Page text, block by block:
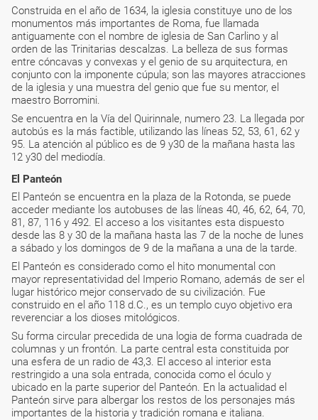
Construida en el año de 1634, la iglesia constituye uno de los
monumentos más importantes de Roma, fue llamada
antiguamente con el nombre de iglesia de San Carlino y al
orden de las Trinitarias descalzas. La belleza de sus formas
entre cóncavas y convexas y el genio de su arquitectura, en
conjunto con la imponente cúpula; son las mayores atracciones
de la iglesia y una muestra del genio que fue su mentor, el
maestro Borromini.
Se encuentra en la Vía del Quirinnale, numero 23. La llegada por
autobús es la más factible, utilizando las líneas 52, 53, 61, 62 y
95. La atención al público es de 9 y30 de la mañana hasta las
12 y30 del mediodía.
El Panteón
El Panteón se encuentra en la plaza de la Rotonda, se puede
acceder mediante los autobuses de las líneas 40, 46, 62, 64, 70,
81, 87, 116 y 492. El acceso a los visitantes esta dispuesto
desde las 8 y 30 de la mañana hasta las 7 de la noche de lunes
a sábado y los domingos de 9 de la mañana a una de la tarde.
El Panteón es considerado como el hito monumental con
mayor representatividad del Imperio Romano, además de ser el
lugar histórico mejor conservado de su civilización. Fue
construido en el año 118 d.C., es un templo cuyo objetivo era
reverenciar a los dioses mitológicos.
Su forma circular precedida de una logia de forma cuadrada de
columnas y un frontón. La parte central esta constituida por
una esfera de un radio de 43,3. El acceso al interior esta
restringido a una sola entrada, conocida como el óculo y
ubicado en la parte superior del Panteón. En la actualidad el
Panteón sirve para albergar los restos de los personajes más
importantes de la historia y tradición romana e italiana.